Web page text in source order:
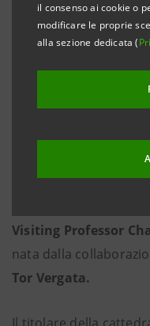
il consenso ai cookie o
modificare le proprie
alla sezione dedicata (
Visiting Professor
nata dalla
Tor Vergata.